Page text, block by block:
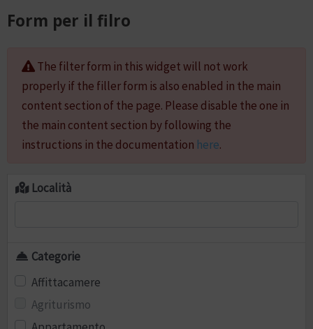
Form per il filro
The filter form in this widget will not work
properly if the filler form is also enabled in the main
content section of the page. Please disable the one in
the main content section by following the
instructions in the documentation here.
Località
Categorie
Affittacamere
Agriturismo